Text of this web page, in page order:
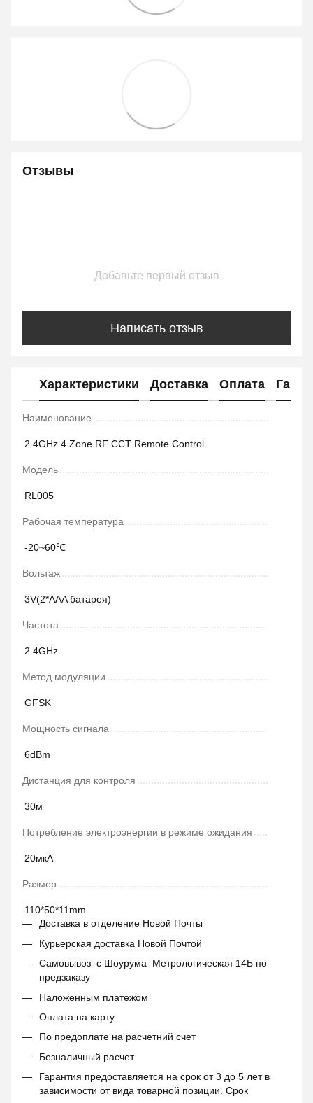
Отзывы
Добавьте первый отзыв
Написать отзыв
Характеристики Доставка Оплата
Наименование
2.4GHz 4 Zone RF CCT Remote Control
Модель
RL005
Рабочая температура
-20~60℃
Вольтаж
3V(2*AAA батарея)
Частота
2.4GHz
Метод модуляции
GFSK
Мощность сигнала
6dBm
Дистанция для контроля
30м
Потребление электроэнергии в режиме ожидания
20мкА
Размер
110*50*11mm
Доставка в отделение Новой Почты
Курьерская доставка Новой Почтой
Самовывоз с Шоурума Метрологическая 14Б по
предзаказу
Наложенным платежом
Оплата на карту
По предоплате на расчетний счет
Безналичный расчет
Гарантия предоставляется на срок от 3 до 5 лет в
зависимости от вида товарной позиции. Срок